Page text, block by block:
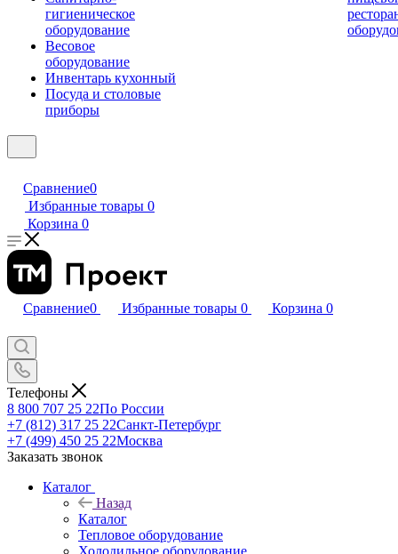
гигиеническое
оборудование
Весовое
оборудование
Инвентарь кухонный
Посуда и столовые
приборы
Сравнение0
Избранные товары 0
Корзина 0
Сравнение0 Избранные товары 0 Корзина 0
Телефоны
8 800 707 25 22По России
+7 (812) 317 25 22Санкт-Петербург
+7 (499) 450 25 22Москва
Заказать звонок
Каталог
Назад
Каталог
Тепловое оборудование
Холодильное оборудование